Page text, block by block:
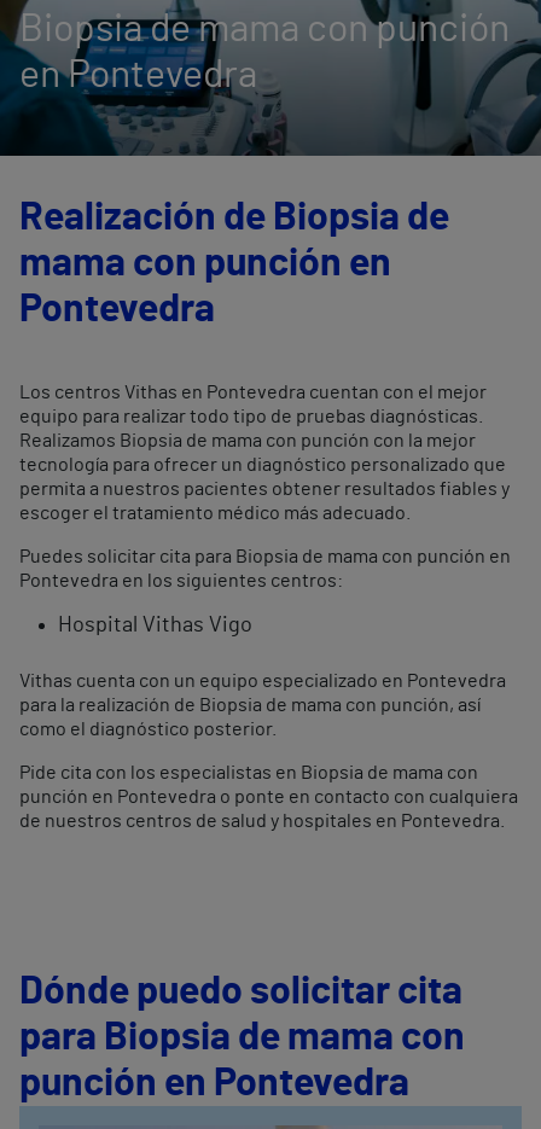
Biopsia de mama con punción
en Pontevedra
Realización de Biopsia de
mama con punción en
Pontevedra
Los centros Vithas en Pontevedra cuentan con el mejor
equipo para realizar todo tipo de pruebas diagnósticas.
Realizamos Biopsia de mama con punción con la mejor
tecnología para ofrecer un diagnóstico personalizado que
permita a nuestros pacientes obtener resultados fiables y
escoger el tratamiento médico más adecuado.
Puedes solicitar cita para Biopsia de mama con punción en
Pontevedra en los siguientes centros:
Hospital Vithas Vigo
Vithas cuenta con un equipo especializado en Pontevedra
para la realización de Biopsia de mama con punción, así
como el diagnóstico posterior.
Pide cita con los especialistas en Biopsia de mama con
punción en Pontevedra o ponte en contacto con cualquiera
de nuestros centros de salud y hospitales en Pontevedra.
Dónde puedo solicitar cita
para Biopsia de mama con
punción en Pontevedra